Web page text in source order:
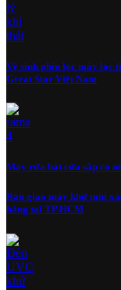
Vệ sinh phin lọc máy lọc
Great Star Việt Nam
Máy rửa bát cửa sập có
Bàn giao máy khử mùi
hàng tại TP.HCM